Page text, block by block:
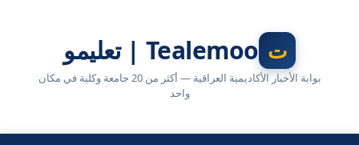
Tealemoo | تعليمو
بوابة الأخبار الأكاديمية العراقية — أكثر من 20 جامعة وكلية في مكان
واحد